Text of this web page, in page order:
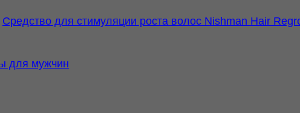
Средство для стимуляции роста волос Nishman Hair
для мужчин